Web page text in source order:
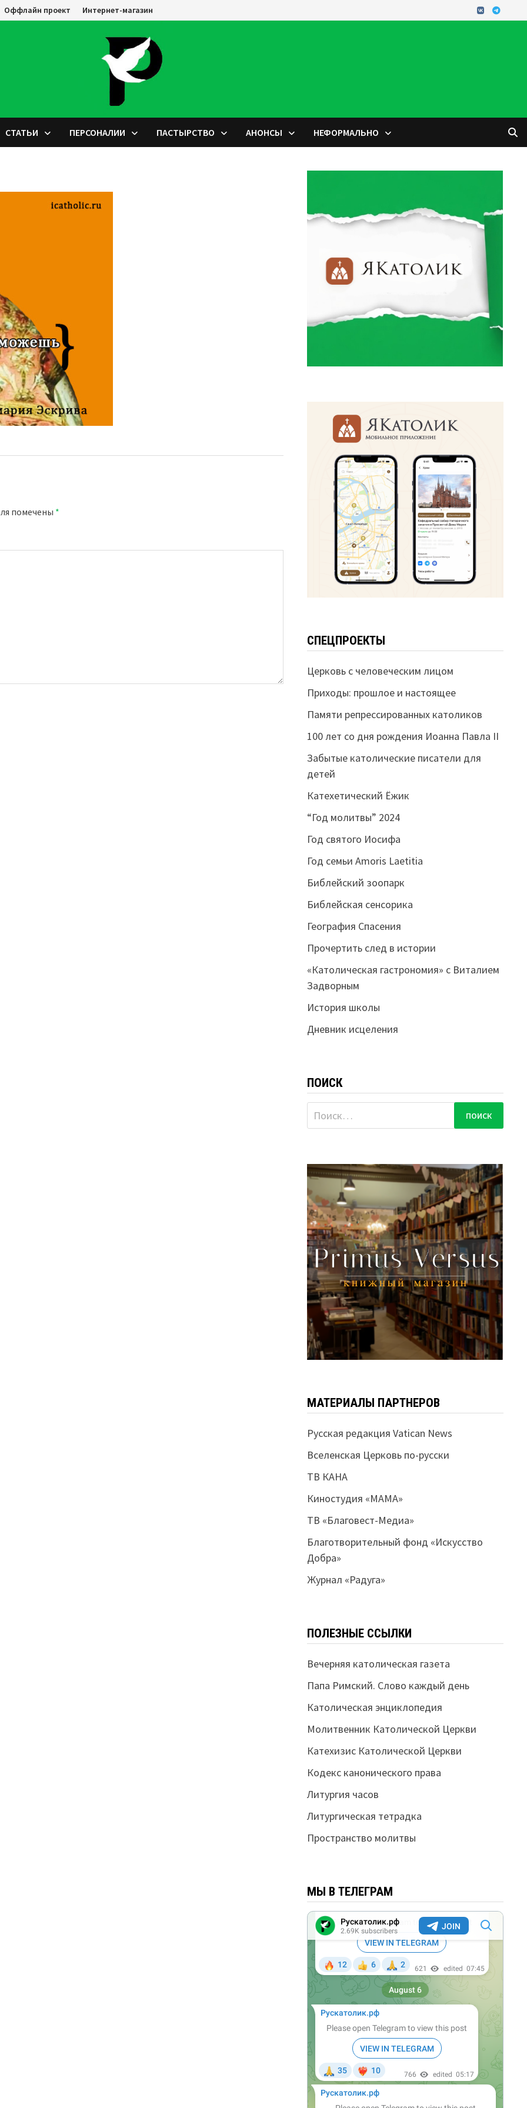
Оффлайн проект Интернет-магазин
СТАТЬИ ПЕРСОНАЛИИ ПАСТЫРСТВО АНОНСЫ НЕФОРМАЛЬНО
помечены *
СПЕЦПРОЕКТЫ
Церковь с человеческим лицом
Приходы: прошлое и настоящее
Памяти репрессированных католиков
100 лет со дня рождения Иоанна Павла II
Забытые католические писатели для
детей
Катехетический Ёжик
“Год молитвы” 2024
Год святого Иосифа
Год семьи Amoris Laetitia
Библейский зоопарк
Библейская сенсорика
География Спасения
Прочертить след в истории
«Католическая гастрономия» с Виталием
Задворным
История школы
Дневник исцеления
ПОИСК
Найти:
МАТЕРИАЛЫ ПАРТНЕРОВ
Русская редакция Vatican News
Вселенская Церковь по-русски
ТВ КАНА
Киностудия «МАМА»
ТВ «Благовест-Медиа»
Благотворительный фонд «Искусство
Добра»
Журнал «Радуга»
ПОЛЕЗНЫЕ ССЫЛКИ
Вечерняя католическая газета
Папа Римский. Слово каждый день
Католическая энциклопедия
Молитвенник Католической Церкви
Катехизис Католической Церкви
Кодекс канонического права
Литургия часов
Литургическая тетрадка
Пространство молитвы
МЫ В ТЕЛЕГРАМ